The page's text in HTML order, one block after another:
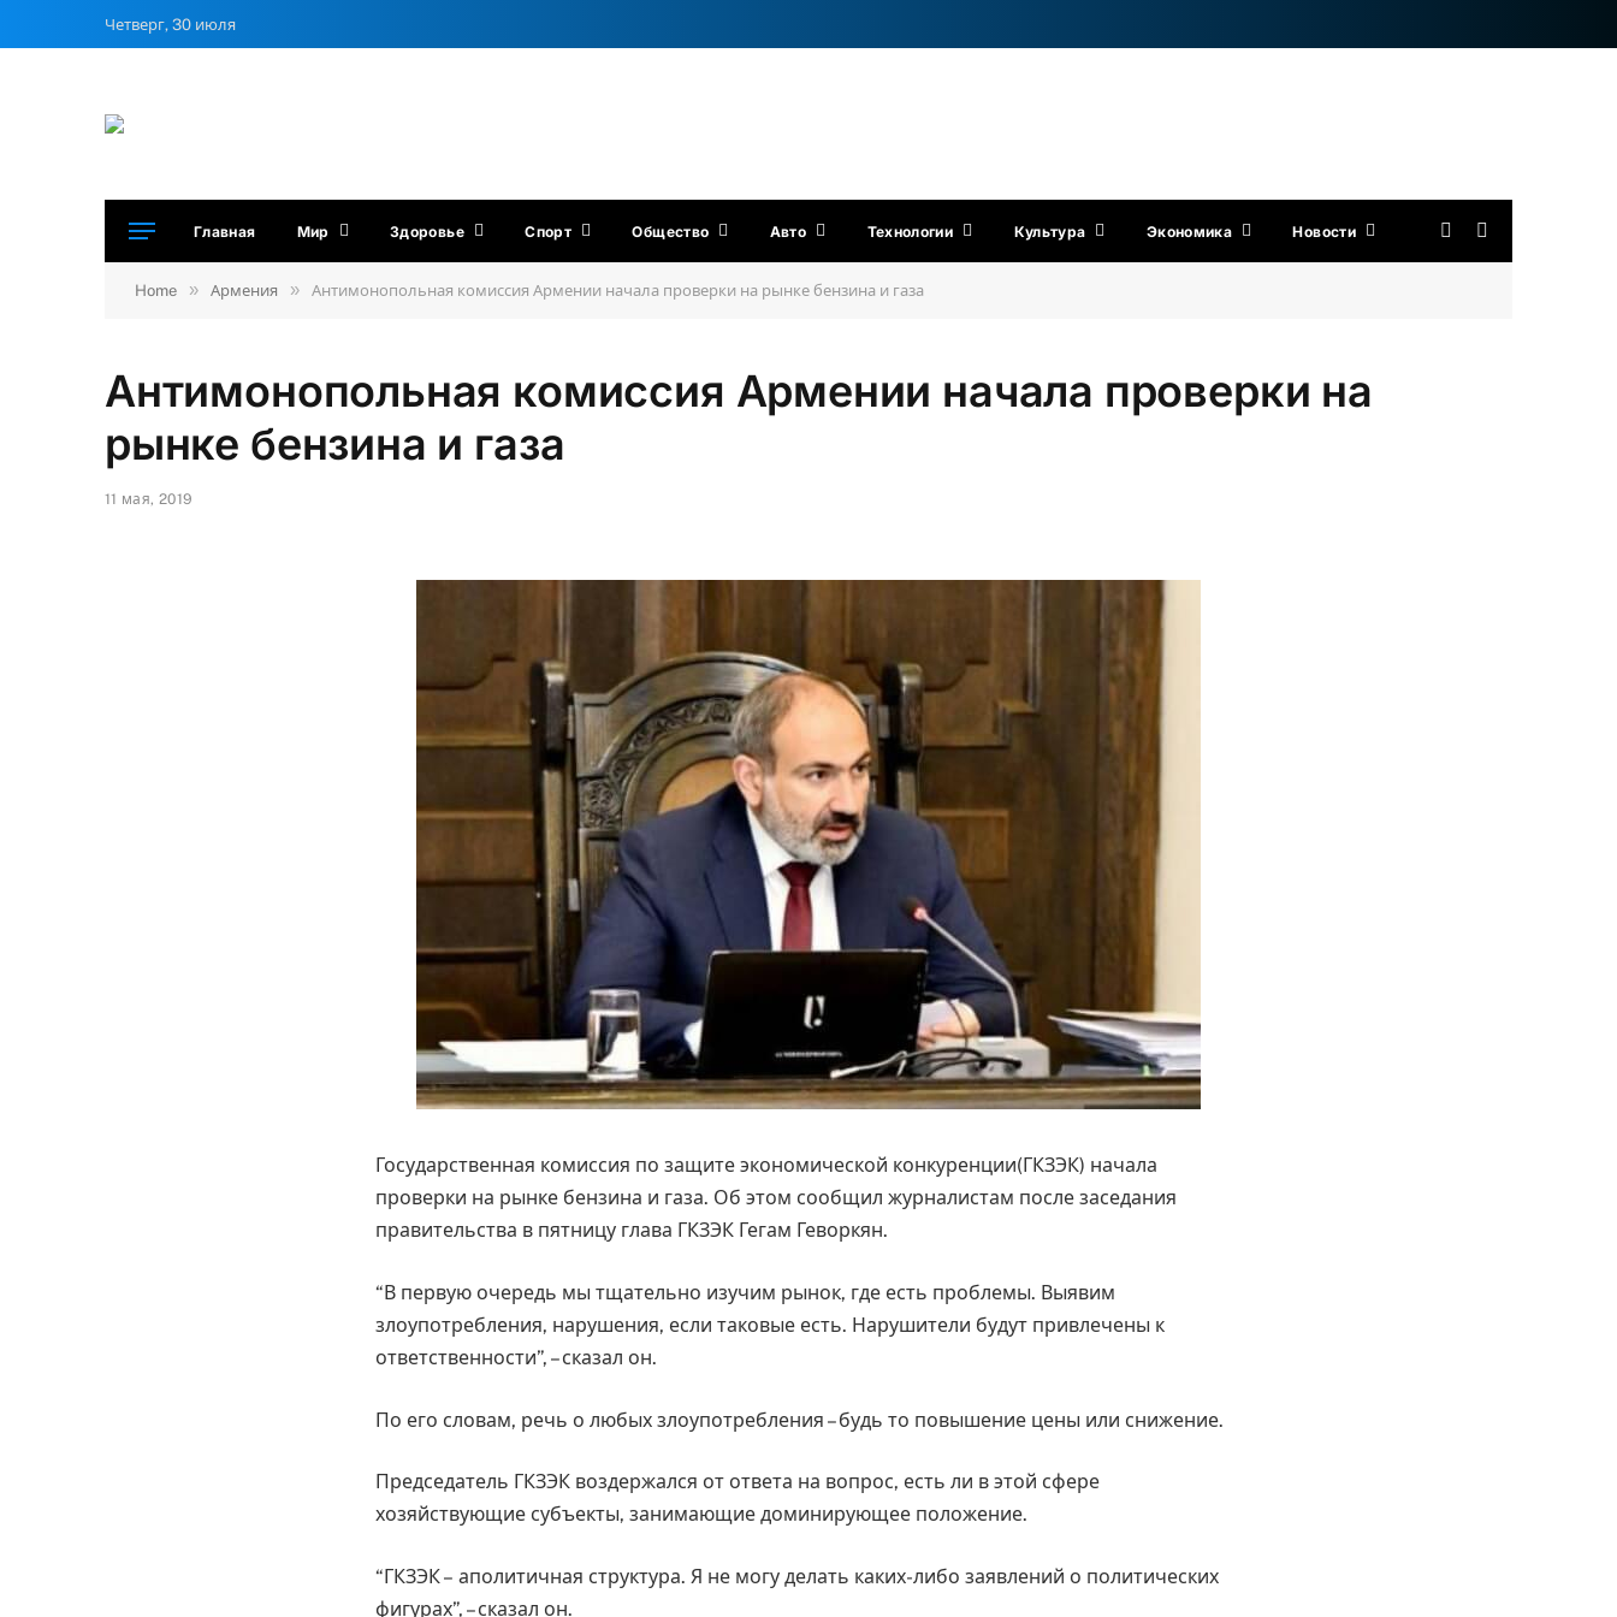
Четверг, 30 июля
Главная Мир Здоровье Спорт Общество Авто Технологии Культура Экономика Новости
Home » Армения » Антимонопольная комиссия Армении начала проверки на рынке бензина и газа
Антимонопольная комиссия Армении начала проверки на
рынке бензина и газа
11 мая, 2019
Государственная комиссия по защите экономической конкуренции(ГКЗЭК) начала
проверки на рынке бензина и газа. Об этом сообщил журналистам после заседания
правительства в пятницу глава ГКЗЭК Гегам Геворкян.
“В первую очередь мы тщательно изучим рынок, где есть проблемы. Выявим
злоупотребления, нарушения, если таковые есть. Нарушители будут привлечены к
ответственности”, – сказал он.
По его словам, речь о любых злоупотребления – будь то повышение цены или снижение.
Председатель ГКЗЭК воздержался от ответа на вопрос, есть ли в этой сфере
хозяйствующие субъекты, занимающие доминирующее положение.
“ГКЗЭК – аполитичная структура. Я не могу делать каких-либо заявлений о политических
фигурах”, – сказал он.